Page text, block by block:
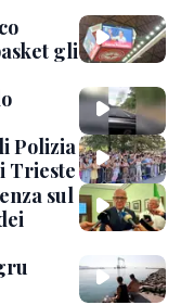
gli
Polizia
Trieste
sul